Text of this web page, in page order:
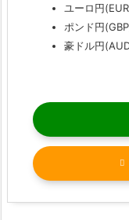
ユーロ円
ポンド円
豪ドル円